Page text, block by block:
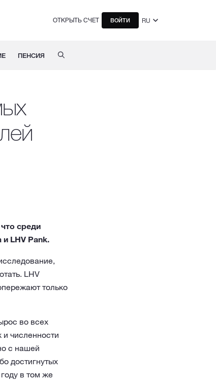
ОТКРЫТЬ СЧЕТ ВОЙТИ RU
ПЕНСИЯ
среди
LHV Pank.
LHV
только
во всех
численности
с нашей
достигнутых
в том же